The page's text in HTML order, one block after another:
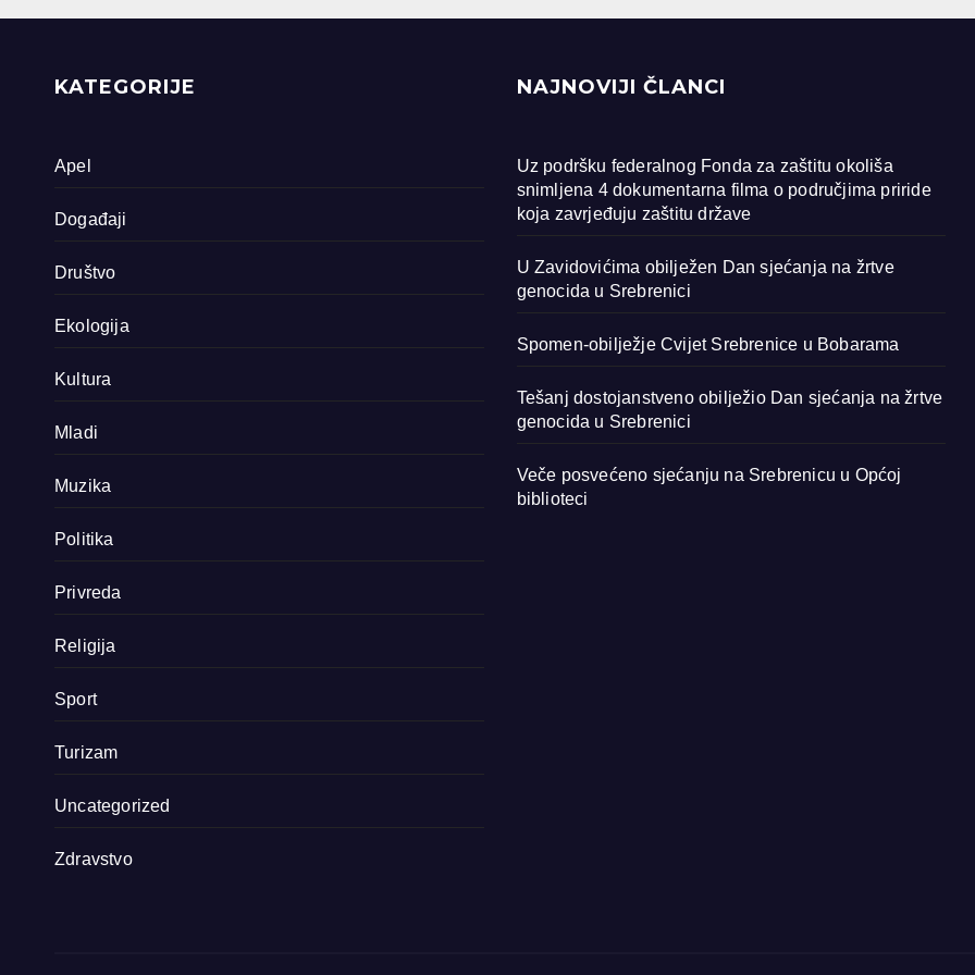
priride koja
države
KATEGORIJE
Apel
Događaji
Društvo
Ekologija
Kultura
Mladi
Muzika
Politika
Privreda
Religija
Sport
Turizam
Uncategorized
Zdravstvo
NAJNOVIJI ČLANCI
Uz podršku federalnog Fonda za zaštitu okoliša
snimljena 4 dokumentarna filma o područjima priride
koja zavrjeđuju zaštitu države
U Zavidovićima obilježen Dan sjećanja na žrtve
genocida u Srebrenici
Spomen-obilježje Cvijet Srebrenice u Bobarama
Tešanj dostojanstveno obilježio Dan sjećanja na žrtve
genocida u Srebrenici
Veče posvećeno sjećanju na Srebrenicu u Općoj
biblioteci